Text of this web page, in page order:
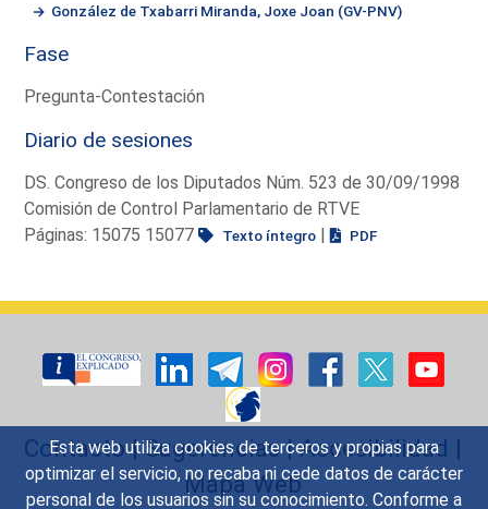
Esta web utiliza cookies de terceros y propias para
optimizar el servicio, no recaba ni cede datos de carácter
personal de los usuarios sin su conocimiento. Conforme a
González de Txabarri Miranda, Joxe Joan (GV-PNV)
Fase
Pregunta-Contestación
Diario de sesiones
DS. Congreso de los Diputados Núm. 523 de 30/09/1998
Comisión de Control Parlamentario de RTVE
Páginas: 15075 15077
Texto íntegro | PDF
Contacto|Sugerencias|Accesibilidad |
Mapa Web